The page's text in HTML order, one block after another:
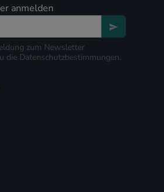
anmelden
zum Newsletter
die Datenschutzbestimmungen.